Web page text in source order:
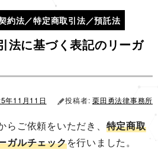
約法／特定商取引法／預託法
法に基づく表記のリーガ
年11月11日 投稿者:栗田勇法律事務所
ご依頼をいただき、 特定商取
ガルチェックを行いました。